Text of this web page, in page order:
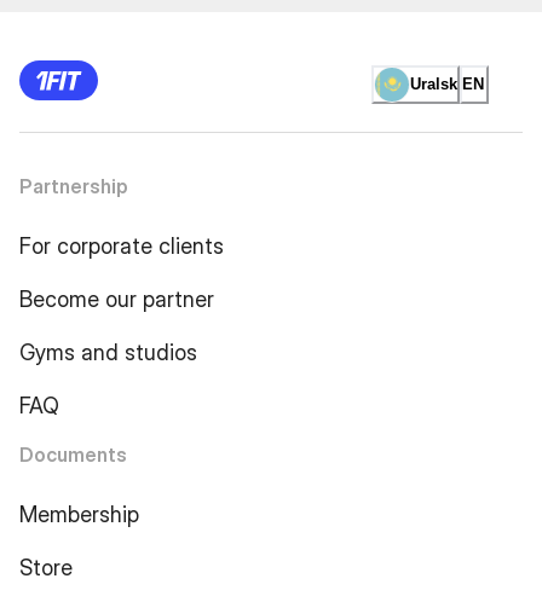
Uralsk EN
Partnership
For corporate clients
Become our partner
Gyms and studios
FAQ
Documents
Membership
Store